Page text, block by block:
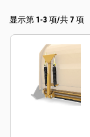
显示第 1-3 项/共 7 项